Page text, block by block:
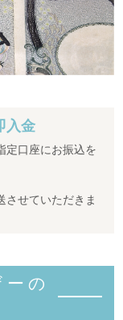
入金
定口座にお振込を
させていただきま
の